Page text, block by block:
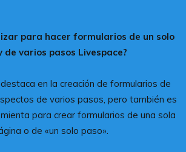
para hacer formularios de un solo
de varios pasos Livespace?
destaca en la creación de formularios de
de varios pasos, pero también es
para crear formularios de una sola
o de «un solo paso».